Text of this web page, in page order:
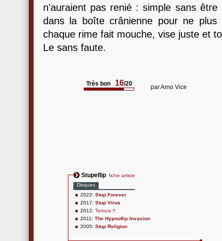
n'auraient pas renié : simple sans
dans la boîte crânienne pour ne
chaque rime fait mouche, vise juste et
Le sans faute.
Très bon 16/20 parArno Vice
Stupeflip fiche artiste
Disques
2022: Stup Forever
2017: Stup Virus
2012: Terrora !!
2011: The Hypnoflip Invasion
2005: Stup Religion